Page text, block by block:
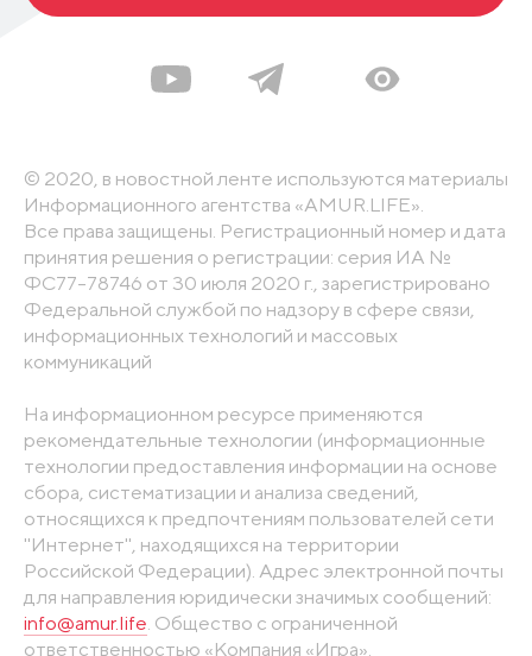
© 2020, в новостной ленте используются материалы
Информационного агентства «AMUR.LIFE».
Все права защищены. Регистрационный номер и дата
принятия решения о регистрации: серия ИА №
ФС77-78746 от 30 июля 2020 г., зарегистрировано
Федеральной службой по надзору в сфере связи,
информационных технологий и массовых
коммуникаций
На информационном ресурсе применяются
рекомендательные технологии (информационные
технологии предоставления информации на основе
сбора, систематизации и анализа сведений,
относящихся к предпочтениям пользователей сети
"Интернет", находящихся на территории
Российской Федерации). Адрес электронной почты
для направления юридически значимых сообщений:
info@amur.life . Общество с ограниченной
ответственностью «Компания «Игра».